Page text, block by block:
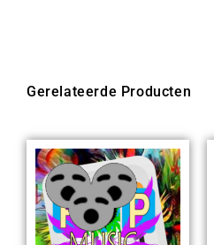
Gerelateerde Producten